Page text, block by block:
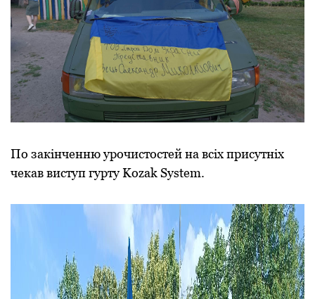
По закінченню урочистостей на всіх присутніх
чекав виступ гурту Kozak System.